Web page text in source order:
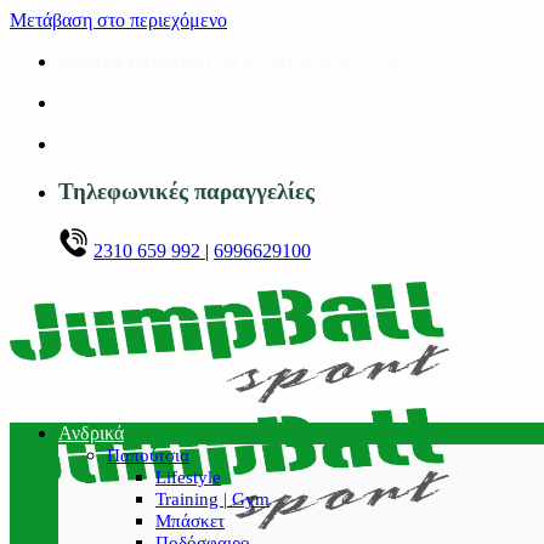
Μετάβαση στο περιεχόμενο
Τηλεφωνικές παραγγελίες
2310 659 992 | 6996629100
Ανδρικά
Παπούτσια
Lifestyle
Training | Gym
Μπάσκετ